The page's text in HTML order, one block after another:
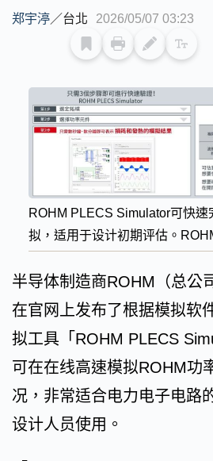
郑宇渟／台北 2026/05/07 03:23
ROHM PLECS Simulator可快速
拟，适用于设计初期评估。
半导体制造商ROHM（总公
在官网上发布了根据模拟软
拟工具「ROHM PLECS
可在在线高速模拟ROHM功
况，非常适合电力电子电路
设计人员使用。